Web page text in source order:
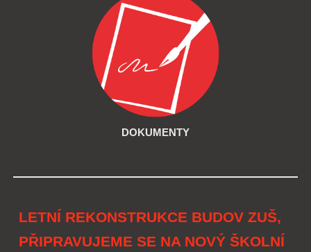
DOKUMENTY
LETNÍ REKONSTRUKCE BUDOV ZUŠ,
PŘIPRAVUJEME SE NA NOVÝ ŠKOLNÍ